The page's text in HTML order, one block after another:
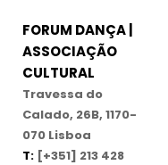
FORUM DANÇA |
ASSOCIAÇÃO
CULTURAL
Travessa do
Calado, 26B, 1170-
070 Lisboa
T: [+351] 213 428